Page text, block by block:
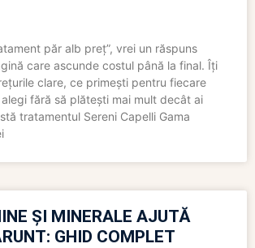
păr alb preț”, vrei un răspuns
care ascunde costul până la final. Îți
clare, ce primești pentru fiecare
fără să plătești mai mult decât ai
tratamentul Sereni Capelli Gama
ȘI MINERALE AJUTĂ
GHID COMPLET